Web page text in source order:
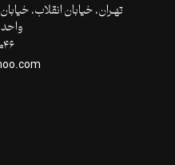
واحد ۲۲، طبقۀ ۵